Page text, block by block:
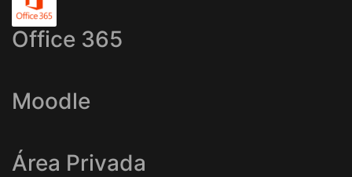
Office 365
Moodle
Área Privada